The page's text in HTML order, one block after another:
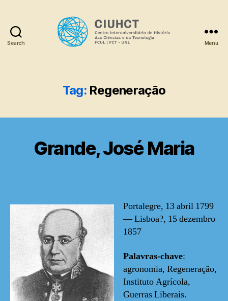
Search Menu
Tag: Regeneração
Grande, José Maria
Portalegre, 13 abril 1799
— Lisboa?, 15 dezembro
1857
Palavras-chave:
agronomia, Regeneração,
Instituto Agrícola,
Guerras Liberais.